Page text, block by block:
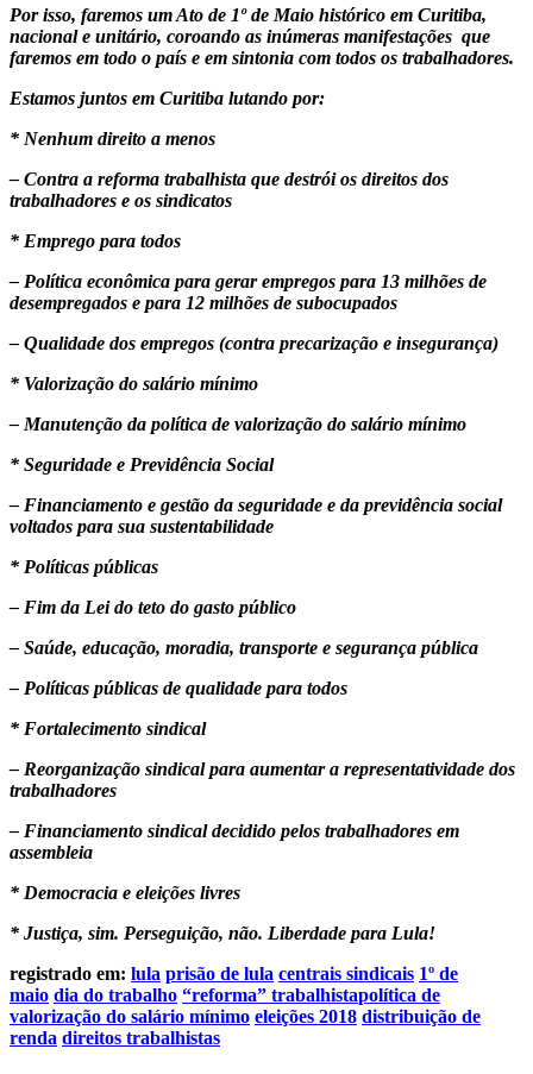
Por isso, faremos um Ato de 1º de Maio histórico em Curitiba,
nacional e unitário, coroando as inúmeras manifestações que
faremos em todo o país e em sintonia com todos os trabalhadores.
Estamos juntos em Curitiba lutando por:
* Nenhum direito a menos
– Contra a reforma trabalhista que destrói os direitos dos
trabalhadores e os sindicatos
* Emprego para todos
– Política econômica para gerar empregos para 13 milhões de
desempregados e para 12 milhões de subocupados
– Qualidade dos empregos (contra precarização e insegurança)
* Valorização do salário mínimo
– Manutenção da política de valorização do salário mínimo
* Seguridade e Previdência Social
– Financiamento e gestão da seguridade e da previdência social
voltados para sua sustentabilidade
* Políticas públicas
– Fim da Lei do teto do gasto público
– Saúde, educação, moradia, transporte e segurança pública
– Políticas públicas de qualidade para todos
* Fortalecimento sindical
– Reorganização sindical para aumentar a representatividade dos
trabalhadores
– Financiamento sindical decidido pelos trabalhadores em
assembleia
* Democracia e eleições livres
* Justiça, sim. Perseguição, não. Liberdade para Lula!
registrado em: lula prisão de lula centrais sindicais 1º de
maio dia do trabalho “reforma” trabalhistapolítica de
valorização do salário mínimo eleições 2018 distribuição de
renda direitos trabalhistas